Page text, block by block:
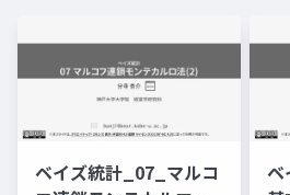
ベイズ統計_07_マルコ
ベ